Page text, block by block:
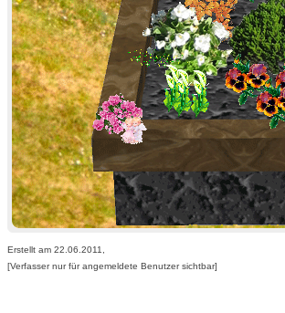
Erstellt am 22.06.2011,
[Verfasser nur für angemeldete Benutzer sichtbar]